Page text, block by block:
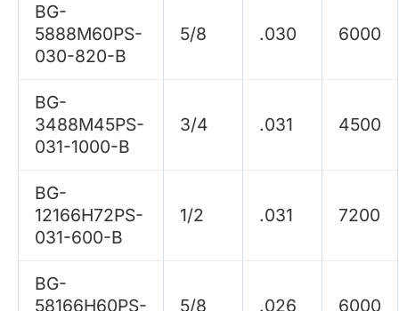
BG-
5888M60PS-
030-820-B
5/8 .030 6000
BG-
3488M45PS-
031-1000-B
3/4 .031 4500
BG-
12166H72PS-
031-600-B
1/2 .031 7200
BG-
58166H60PS-
5/8 .026 6000